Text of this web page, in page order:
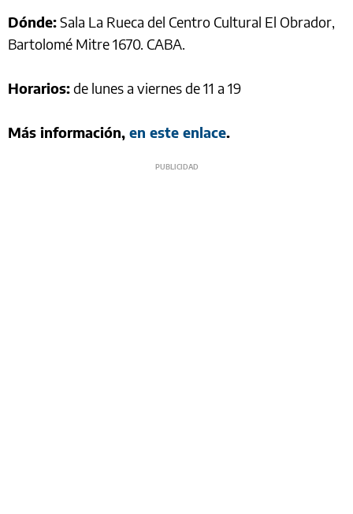
Dónde:Sala La Rueca del Centro Cultural El Obrador,
Bartolomé Mitre 1670. CABA.
Horarios:de lunes a viernes de 11 a 19
Más información, en este enlace.